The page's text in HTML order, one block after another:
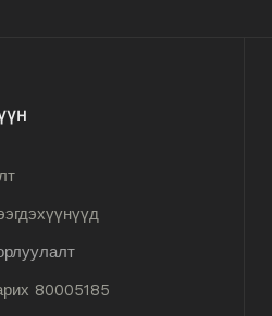
80005185